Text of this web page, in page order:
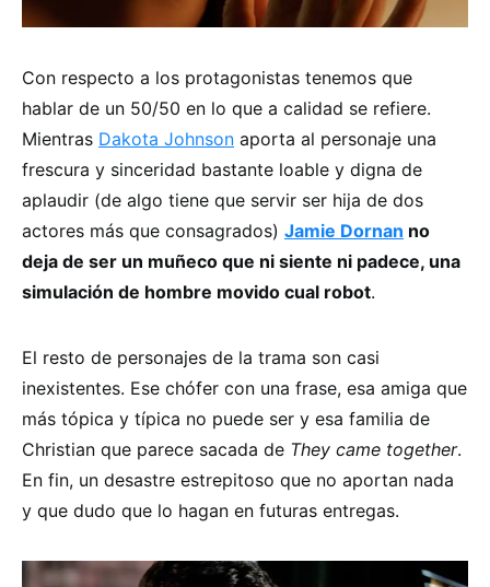
Con respecto a los protagonistas tenemos que
hablar de un 50/50 en lo que a calidad se refiere.
Mientras Dakota Johnson aporta al personaje una
frescura y sinceridad bastante loable y digna de
aplaudir (de algo tiene que servir ser hija de dos
actores más que consagrados) Jamie Dornan no
deja de ser un muñeco que ni siente ni padece, una
simulación de hombre movido cual robot.
El resto de personajes de la trama son casi
inexistentes. Ese chófer con una frase, esa amiga que
más tópica y típica no puede ser y esa familia de
Christian que parece sacada de They came together.
En fin, un desastre estrepitoso que no aportan nada
y que dudo que lo hagan en futuras entregas.